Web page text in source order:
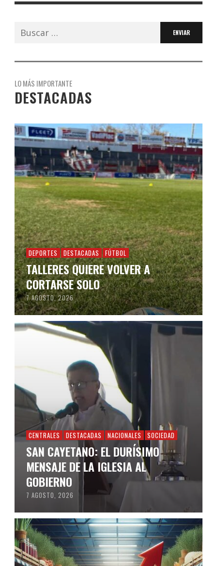
Buscar:
LO MÁS IMPORTANTE
DESTACADAS
DEPORTES DESTACADAS FÚTBOL
TALLERES QUIERE VOLVER A
CORTARSE SOLO
7 AGOSTO, 2026
CENTRALES DESTACADAS NACIONALES SOCIEDAD
SAN CAYETANO: EL DURÍSIMO
MENSAJE DE LA IGLESIA AL
GOBIERNO
7 AGOSTO, 2026